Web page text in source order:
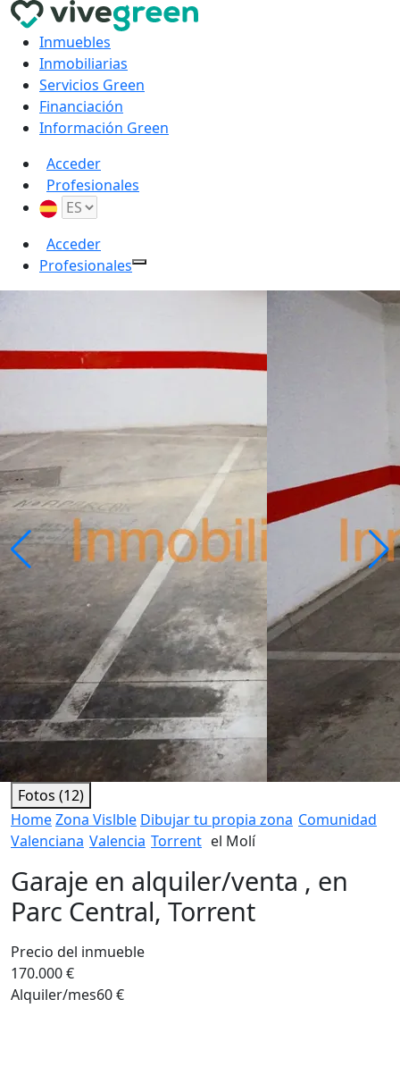
Inmuebles
Inmobiliarias
Servicios Green
Financiación
Información Green
Acceder
Profesionales
Acceder
Profesionales
Fotos (12)
HomeZona Vislble Dibujar tu propia zona Comunidad
Valenciana Valencia Torrent el Molí
Garaje en alquiler/venta , en
Parc Central, Torrent
Precio del inmueble
170.000 €
Alquiler/mes60 €